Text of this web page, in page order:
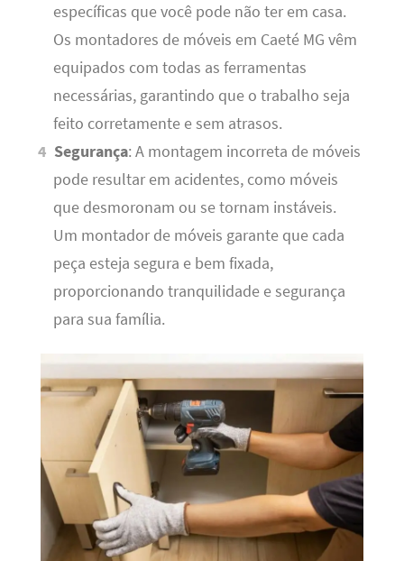
específicas que você pode não ter em casa.
Os montadores de móveis em Caeté MG vêm
equipados com todas as ferramentas
necessárias, garantindo que o trabalho seja
feito corretamente e sem atrasos.
Segurança: A montagem incorreta de móveis
pode resultar em acidentes, como móveis
que desmoronam ou se tornam instáveis.
Um montador de móveis garante que cada
peça esteja segura e bem fixada,
proporcionando tranquilidade e segurança
para sua família.